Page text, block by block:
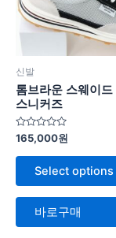
신발
톰브라운 스웨이드
스니커즈
5
중
에
로
가
165,000원
Select options
바로구매